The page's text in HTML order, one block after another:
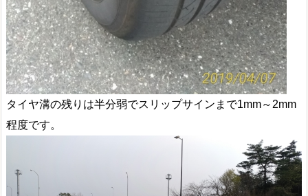
タイヤ溝の残りは半分弱でスリップサインまで1mm～2mm
程度です。